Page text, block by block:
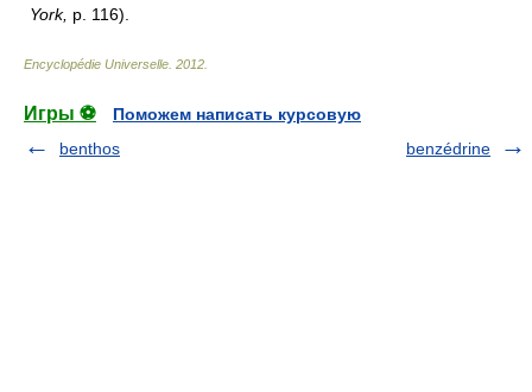
York, p. 116).
Encyclopédie Universelle 2012
Игры ⚽
Поможем написать курсовую
benthos
benzédrine